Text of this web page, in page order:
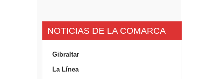
NOTICIAS DE LA COMARCA
Gibraltar
La Línea